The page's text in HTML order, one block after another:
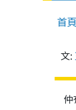
首頁
文: